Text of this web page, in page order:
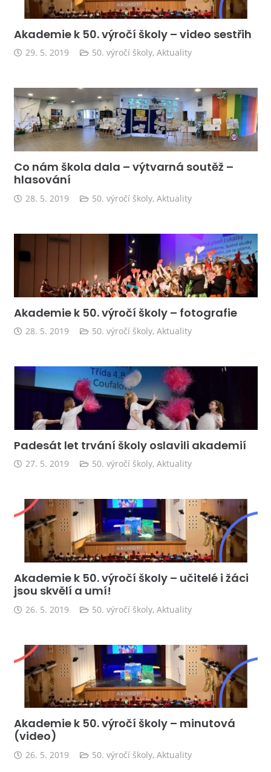
Akademie k 50. výročí školy – video sestřih
29. 5. 2019 50. výročí školy,Aktuality
Co nám škola dala – výtvarná soutěž –
hlasování
28. 5. 2019 50. výročí školy,Aktuality
Akademie k 50. výročí školy – fotografie
28. 5. 2019 50. výročí školy,Aktuality
Padesát let trvání školy oslavili akademií
27. 5. 2019 50. výročí školy,Aktuality
Akademie k 50. výročí školy – učitelé i žáci
jsou skvělí a umí!
26. 5. 2019 50. výročí školy,Aktuality
Akademie k 50. výročí školy – minutová
(video)
26. 5. 2019 50. výročí školy,Aktuality